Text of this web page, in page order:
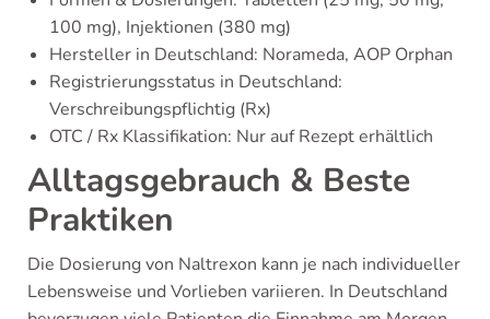
100 mg), Injektionen (380 mg)
Hersteller in Deutschland: Norameda, AOP Orphan
Registrierungsstatus in Deutschland:
Verschreibungspflichtig (Rx)
OTC / Rx Klassifikation: Nur auf Rezept erhältlich
Alltagsgebrauch & Beste
Praktiken
Die Dosierung von Naltrexon kann je nach individueller
Lebensweise und Vorlieben variieren. In Deutschland